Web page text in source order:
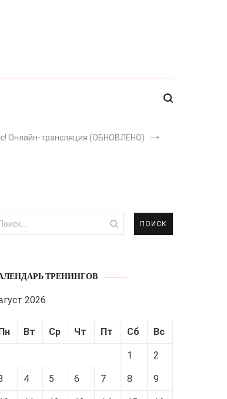
Онлайн-трансляция (ОБНОВЛЕНО)
ТРЕНИНГОВ
2026
Вт Ср Чт Пт Сб Вс
1 2
4 5 6 7 8 9